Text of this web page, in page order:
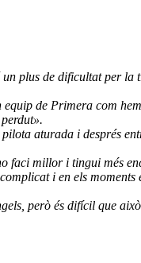
plus de dificultat per
de Primera com
aturada i després
faci millor i tingui més
i en els
però és difícil que